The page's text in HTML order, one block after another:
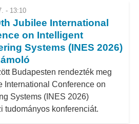
- 13:10
Jubilee International
on Intelligent
Systems (INES 2026)
Budapesten rendezték meg
International Conference on
Systems (INES 2026)
tudományos konferenciát.